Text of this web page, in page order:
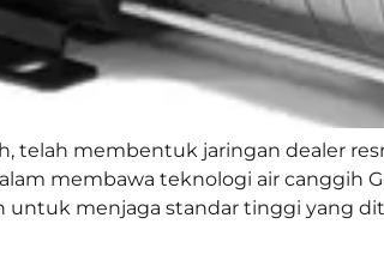
telah membentuk jaringan dealer
membawa teknologi air canggih
untuk menjaga standar tinggi yang